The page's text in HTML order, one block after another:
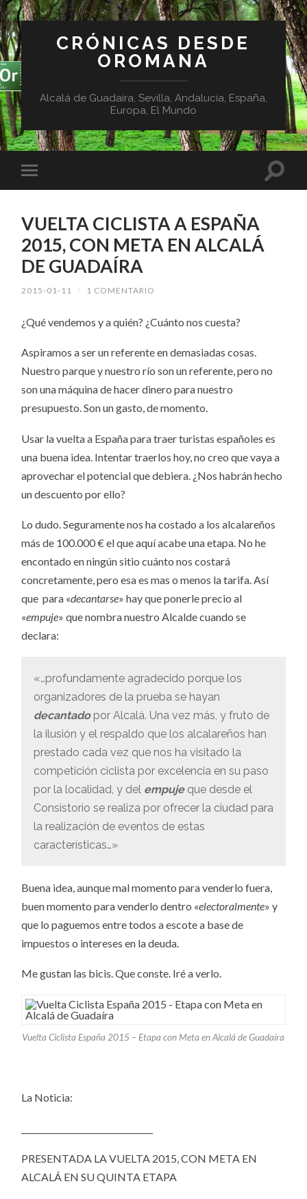
CRÓNICAS DESDE
OROMANA
Alcalá de Guadaíra, Sevilla, Andalucía, España,
Europa, El Mundo
VUELTA CICLISTA A ESPAÑA
2015, CON META EN ALCALÁ
DE GUADAÍRA
2015-01-11 / 1 COMENTARIO
¿Qué vendemos y a quién? ¿Cuánto nos cuesta?
Aspiramos a ser un referente en demasiadas cosas.
Nuestro parque y nuestro río son un referente, pero no
son una máquina de hacer dinero para nuestro
presupuesto. Son un gasto, de momento.
Usar la vuelta a España para traer turistas españoles es
una buena idea. Intentar traerlos hoy, no creo que vaya a
aprovechar el potencial que debiera. ¿Nos habrán hecho
un descuento por ello?
Lo dudo. Seguramente nos ha costado a los alcalareños
más de 100.000 € el que aquí acabe una etapa. No he
encontado en ningún sitio cuánto nos costará
concretamente, pero esa es mas o menos la tarifa. Así
que para «decantarse» hay que ponerle precio al
«empuje» que nombra nuestro Alcalde cuando se
declara:
«…profundamente agradecido porque los
organizadores de la prueba se hayan
decantadopor Alcalá. Una vez más, y fruto de
la ilusión y el respaldo que los alcalareños han
prestado cada vez que nos ha visitado la
competición ciclista por excelencia en su paso
por la localidad, y del empujeque desde el
Consistorio se realiza por ofrecer la ciudad para
la realización de eventos de estas
características…»
Buena idea, aunque mal momento para venderlo fuera,
buen momento para venderlo dentro «electoralmente» y
que lo paguemos entre todos a escote a base de
impuestos o intereses en la deuda.
Me gustan las bicis. Que conste. Iré a verlo.
Vuelta Ciclista España 2015 – Etapa con Meta en Alcalá de Guadaíra
La Noticia:
PRESENTADA LA VUELTA 2015, CON META EN
ALCALÁ EN SU QUINTA ETAPA